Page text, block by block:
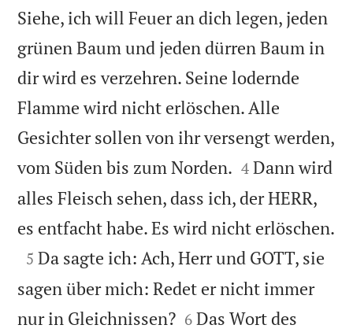
Siehe, ich will Feuer an dich legen, jeden
grünen Baum und jeden dürren Baum in
dir wird es verzehren. Seine lodernde
Flamme wird nicht erlöschen. Alle
Gesichter sollen von ihr versengt werden,
vom Süden bis zum Norden. 

4 Dann wird
alles Fleisch sehen, dass ich, der HERR,
es entfacht habe. Es wird nicht erlöschen.

5 Da sagte ich: Ach, Herr und GOTT, sie
sagen über mich: Redet er nicht immer
nur in Gleichnissen?
6 Das Wort des